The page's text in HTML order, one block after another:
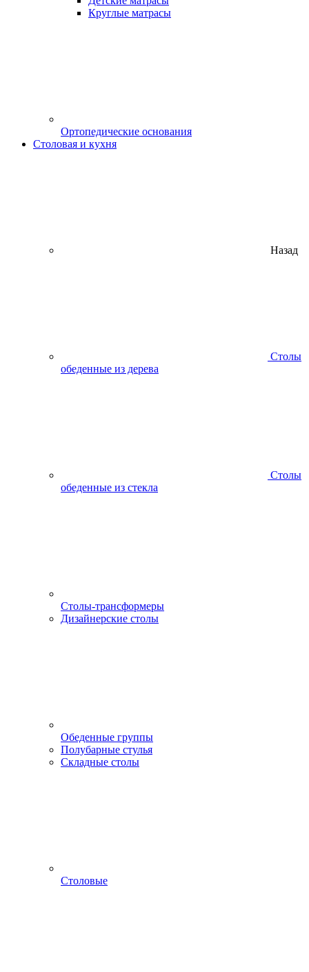
Круглые матрасы
Ортопедические основания
Столовая и кухня
Назад
Столы
обеденные из дерева
Столы
обеденные из стекла
Столы-трансформеры
Дизайнерские столы
Обеденные группы
Полубарные стулья
Складные столы
Столовые